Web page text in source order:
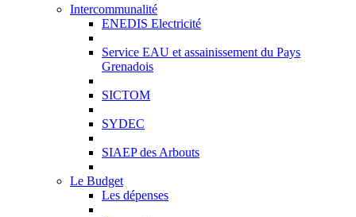
Intercommunalité
ENEDIS Electricité
Service EAU et assainissement du Pays
Grenadois
SICTOM
SYDEC
SIAEP des Arbouts
Le Budget
Les dépenses